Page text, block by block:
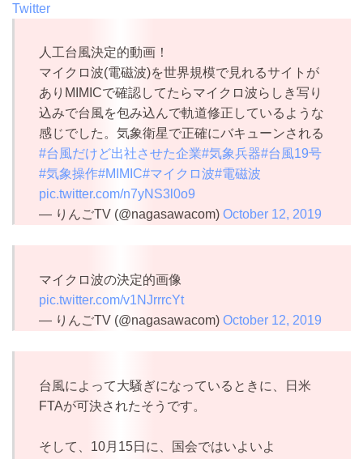
Twitter
人工台風決定的動画！
マイクロ波(電磁波)を世界規模で見れるサイトが
ありMIMICで確認してたらマイクロ波らしき写り
込みで台風を包み込んで軌道修正しているような
感じでした。気象衛星で正確にバキューンされる
#台風だけど出社させた企業#気象兵器#台風19号
#気象操作#MIMIC#マイクロ波#電磁波
pic.twitter.com/n7yNS3l0o9
— りんごTV (@nagasawacom) October 12, 2019
マイクロ波の決定的画像
pic.twitter.com/v1NJrrrcYt
— りんごTV (@nagasawacom) October 12, 2019
台風によって大騒ぎになっているときに、日米
FTAが可決されたそうです。
そして、10月15日に、国会ではいよいよ